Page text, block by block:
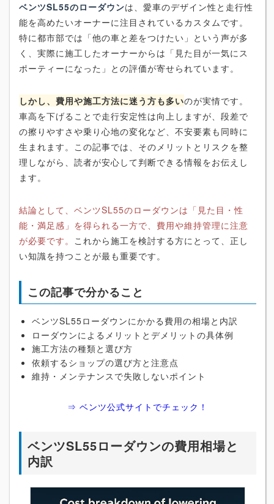
ベンツSL55のローダウンは、愛車のデザイン性と走行性
能を高めたいオーナーに注目されているカスタムです。
特に都市部では「他の車と差をつけたい」という声が多
く、実際に施工したオーナーからは「見た目が一気にス
ポーティーになった」との評価が寄せられています。
しかし、費用や施工方法に迷う方も多いのが実情です。
車高を下げることで走行安定性は向上しますが、段差で
の擦りやすさや乗り心地の変化など、不安要素も同時に
生まれます。この記事では、そのメリットとリスクを整
理しながら、読者が安心して判断できる情報をお伝えし
ます。
結論として、ベンツSL55のローダウンは「見た目・性
能・満足感」を得られる一方で、費用や維持管理に注意
が必要です。 これから施工を検討する方にとって、正し
い知識を持つことが最も重要です。
この記事で分かること
ベンツSL55ローダウンにかかる費用の相場と内訳
ローダウンによるメリットとデメリットの具体例
施工方法の種類と選び方
依頼するショップの選び方と注意点
維持・メンテナンスで失敗しないポイント
⇒ ベンツ公式サイトでチェック！
ベンツSL55ローダウンの費用相場と
内訳